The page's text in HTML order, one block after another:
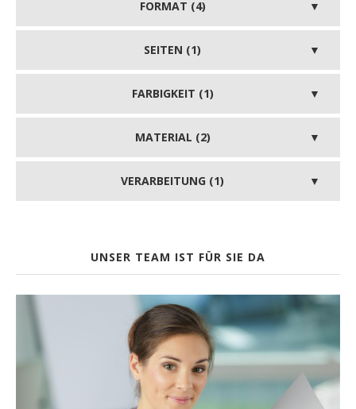
FORMAT (4)
SEITEN (1)
FARBIGKEIT (1)
MATERIAL (2)
VERARBEITUNG (1)
UNSER TEAM IST FÜR SIE DA